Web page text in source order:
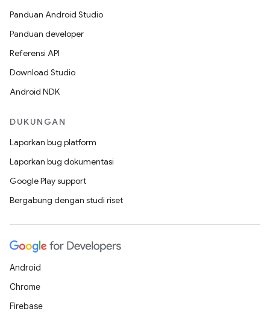
Panduan Android Studio
Panduan developer
Referensi API
Download Studio
Android NDK
DUKUNGAN
Laporkan bug platform
Laporkan bug dokumentasi
Google Play support
Bergabung dengan studi riset
Android
Chrome
Firebase